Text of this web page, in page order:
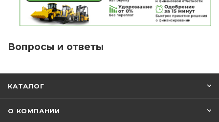
Вопросы и ответы
КАТАЛОГ
О КОМПАНИИ